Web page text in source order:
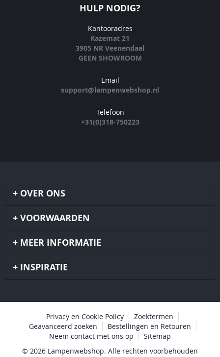
HULP NODIG?
Kantooradres
Kazemat 21
3905 NR Veenendaal
GEEN SHOWROOM
Email
support@lampenwebshop.nl
Telefoon
+31(0)318-750223
OVER ONS
VOORWAARDEN
MEER INFORMATIE
INSPIRATIE
Privacy en Cookie Policy
Zoektermen
Geavanceerd zoeken
Bestellingen en Retouren
Neem contact met ons op
Sitemap
© 2026 Lampenwebshop. Alle rechten voorbehouden